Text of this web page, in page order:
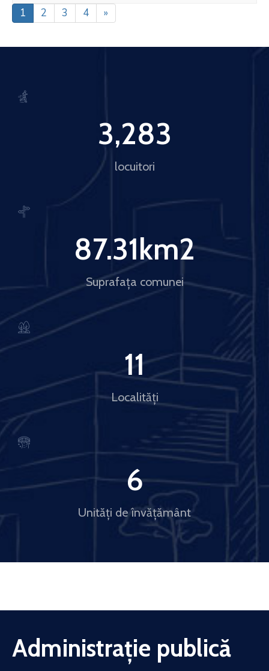
1 2 3 4 »
locuitori
3,283
Suprafața comunei
87.31km2
Localități
11
Unități de învățământ
6
Administrație publică